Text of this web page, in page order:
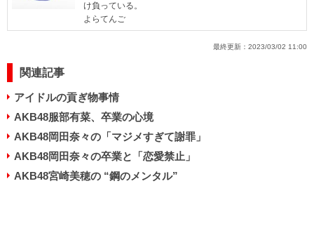
け負っている。
よらてんご
最終更新： 2023/03/02 11:00
関連記事
アイドルの貢ぎ物事情
AKB48服部有菜、卒業の心境
AKB48岡田奈々の「マジメすぎて謝罪」
AKB48岡田奈々の卒業と「恋愛禁止」
AKB48宮崎美穂の “鋼のメンタル”